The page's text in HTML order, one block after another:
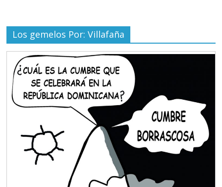
Los gemelos Por: Villafaña